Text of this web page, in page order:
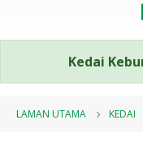
Kedai
LAMAN UTAMA KEDAI